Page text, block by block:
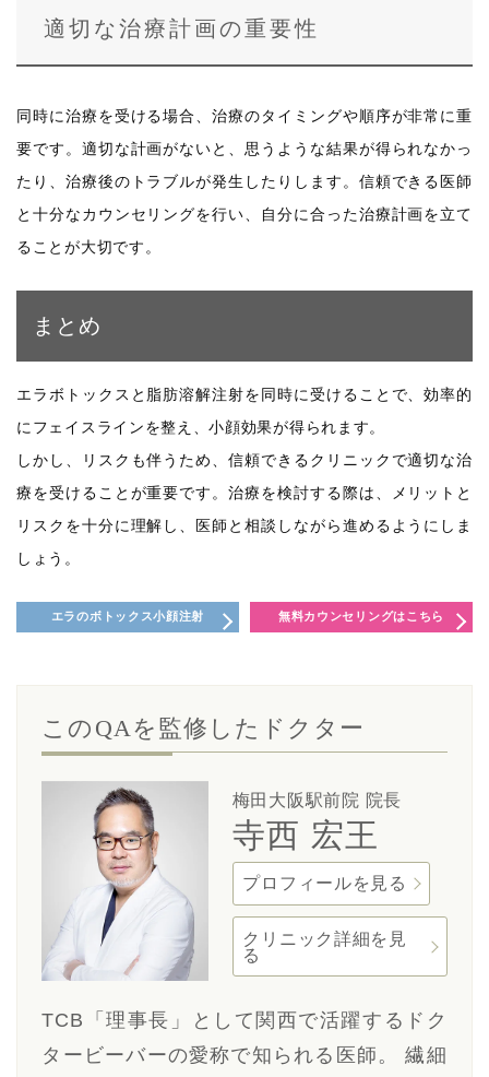
適切な治療計画の重要性
同時に治療を受ける場合、治療のタイミングや順序が非常に重
要です。適切な計画がないと、思うような結果が得られなかっ
たり、治療後のトラブルが発生したりします。信頼できる医師
と十分なカウンセリングを行い、自分に合った治療計画を立て
ることが大切です。
まとめ
エラボトックスと脂肪溶解注射を同時に受けることで、効率的
にフェイスラインを整え、小顔効果が得られます。
しかし、リスクも伴うため、信頼できるクリニックで適切な治
療を受けることが重要です。治療を検討する際は、メリットと
リスクを十分に理解し、医師と相談しながら進めるようにしま
しょう。
エラのボトックス小顔注射 無料カウンセリングはこちら
このQAを監修したドクター
梅田大阪駅前院 院長
寺西 宏王
プロフィールを見る
クリニック詳細を見
る
TCB「理事長」として関西で活躍するドク
タービーバーの愛称で知られる医師。 繊細